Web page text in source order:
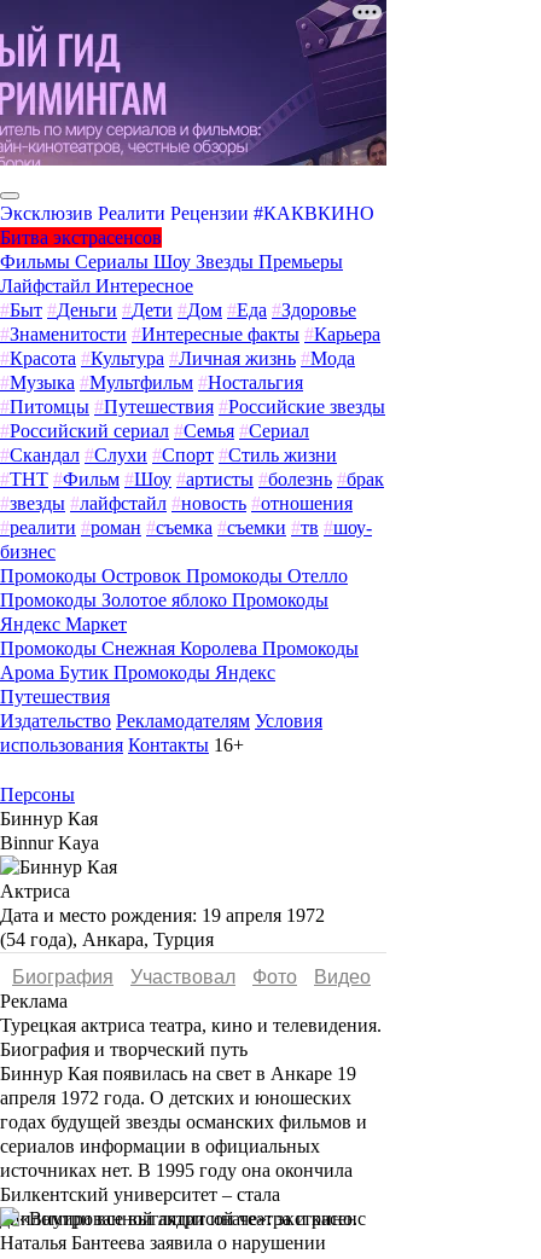
Эксклюзив Реалити Рецензии #КАКВКИНО
Битва экстрасенсов
Фильмы Сериалы Шоу Звезды Премьеры
Лайфстайл Интересное
#Быт #Деньги #Дети #Дом #Еда #Здоровье
#Знаменитости #Интересные факты #Карьера
#Красота #Культура #Личная жизнь #Мода
#Музыка #Мультфильм #Ностальгия
#Питомцы #Путешествия #Российские звезды
#Российский сериал #Семья #Сериал
#Скандал #Слухи #Спорт #Стиль жизни
#ТНТ #Фильм #Шоу #артисты #болезнь #брак
#звезды #лайфстайл #новость #отношения
#реалити #роман #съемка #съемки #тв #шоу-
бизнес
Промокоды Островок Промокоды Отелло
Промокоды Золотое яблоко Промокоды
Яндекс Маркет
Промокоды Снежная Королева Промокоды
Арома Бутик Промокоды Яндекс
Путешествия
Издательство Рекламодателям Условия
использования Контакты 16+
Персоны
Биннур Кая
Binnur Kaya
Актриса
Дата и место рождения: 19 апреля 1972
(54 года), Анкара, Турция
Биография
Участвовал Фото
Видеo
Реклама
Турецкая актриса театра, кино и телевидения.
Биография и творческий путь
Биннур Кая появилась на свет в Анкаре 19
апреля 1972 года. О детских и юношеских
годах будущей звезды османских фильмов и
сериалов информации в официальных
источниках нет. В 1995 году она окончила
Билкентский университет – стала
дипломированной актрисой театра и кино.